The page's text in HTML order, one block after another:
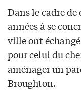
Dans le cadre
années à se
ville ont
pour celui du
aménager un
Broughton.